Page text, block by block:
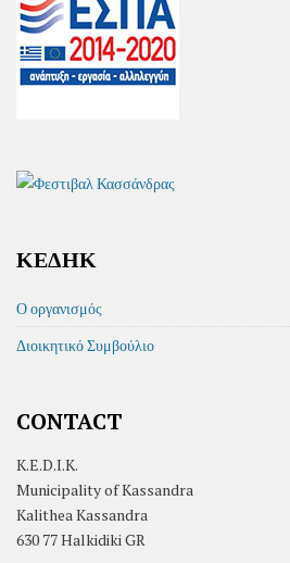
ΚΕΔΗΚ
Ο οργανισμός
Διοικητικό Συμβούλιο
CONTACT
K.E.D.I.K.
Municipality of Kassandra
Kalithea Kassandra
630 77 Halkidiki GR